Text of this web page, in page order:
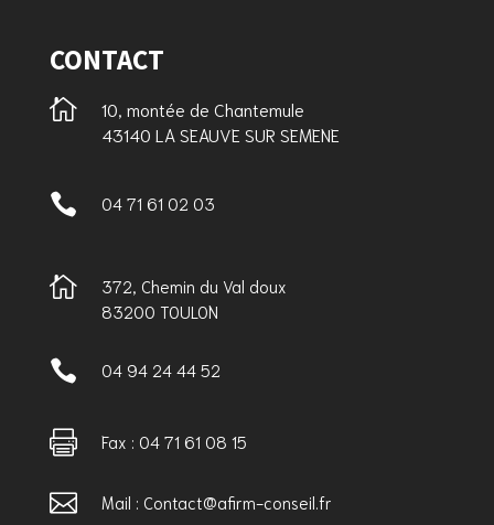
CONTACT

10, montée de Chantemule
43140 LA SEAUVE SUR SEMENE
 04 71 61 02 03

372, Chemin du Val doux
83200 TOULON
 04 94 24 44 52
 Fax : 04 71 61 08 15
 Mail : Contact@afirm-conseil.fr